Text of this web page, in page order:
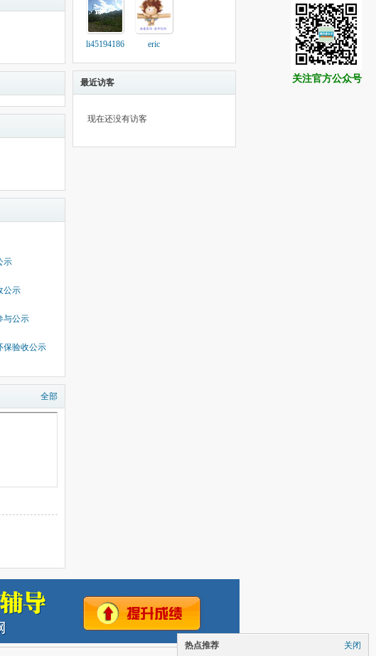
示
公示
与公示
保验收公示
全部
li45194186 eric
最近访客
现在还没有访客
关闭
热点推荐
关注官方公众号